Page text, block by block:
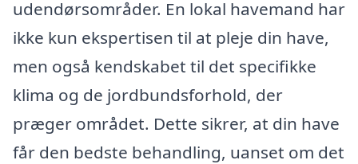
udendørsområder. En lokal havemand har
ikke kun ekspertisen til at pleje din have,
men også kendskabet til det specifikke
klima og de jordbundsforhold, der
præger området. Dette sikrer, at din have
får den bedste behandling, uanset om det